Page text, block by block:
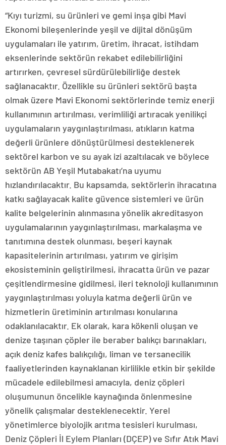
“Kıyı turizmi, su ürünleri ve gemi inşa gibi Mavi
Ekonomi bileşenlerinde yeşil ve dijital dönüşüm
uygulamaları ile yatırım, üretim, ihracat, istihdam
eksenlerinde sektörün rekabet edilebilirliğini
artırırken, çevresel sürdürülebilirliğe destek
sağlanacaktır. Özellikle su ürünleri sektörü başta
olmak üzere Mavi Ekonomi sektörlerinde temiz enerji
kullanımının artırılması, verimliliği artıracak yenilikçi
uygulamaların yaygınlaştırılması, atıkların katma
değerli ürünlere dönüştürülmesi desteklenerek
sektörel karbon ve su ayak izi azaltılacak ve böylece
sektörün AB Yeşil Mutabakatı’na uyumu
hızlandırılacaktır. Bu kapsamda, sektörlerin ihracatına
katkı sağlayacak kalite güvence sistemleri ve ürün
kalite belgelerinin alınmasına yönelik akreditasyon
uygulamalarının yaygınlaştırılması, markalaşma ve
tanıtımına destek olunması, beşeri kaynak
kapasitelerinin artırılması, yatırım ve girişim
ekosisteminin geliştirilmesi, ihracatta ürün ve pazar
çeşitlendirmesine gidilmesi, ileri teknoloji kullanımının
yaygınlaştırılması yoluyla katma değerli ürün ve
hizmetlerin üretiminin artırılması konularına
odaklanılacaktır. Ek olarak, kara kökenli oluşan ve
denize taşınan çöpler ile beraber balıkçı barınakları,
açık deniz kafes balıkçılığı, liman ve tersanecilik
faaliyetlerinden kaynaklanan kirlilikle etkin bir şekilde
mücadele edilebilmesi amacıyla, deniz çöpleri
oluşumunun öncelikle kaynağında önlenmesine
yönelik çalışmalar desteklenecektir. Yerel
yönetimlerce biyolojik arıtma tesisleri kurulması,
Deniz Çöpleri İl Eylem Planları (DÇEP) ve Sıfır Atık Mavi